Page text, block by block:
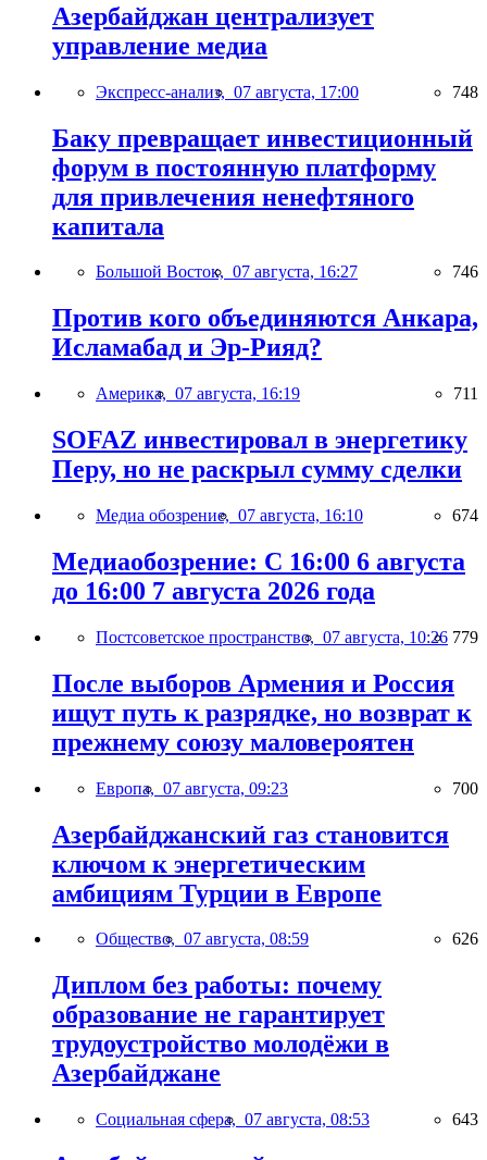
Азербайджан централизует
управление медиа
Экспресс-анализ, 07 августа, 17:00 748
Баку превращает инвестиционный
форум в постоянную платформу
для привлечения ненефтяного
капитала
Большой Восток, 07 августа, 16:27 746
Против кого объединяются Анкара,
Исламабад и Эр-Рияд?
Америка, 07 августа, 16:19 711
SOFAZ инвестировал в энергетику
Перу, но не раскрыл сумму сделки
Медиа обозрение, 07 августа, 16:10 674
Медиаобозрение: С 16:00 6 августа
до 16:00 7 августа 2026 года
Постсоветское пространство, 07 августа, 10:26 779
После выборов Армения и Россия
ищут путь к разрядке, но возврат к
прежнему союзу маловероятен
Европа, 07 августа, 09:23 700
Азербайджанский газ становится
ключом к энергетическим
амбициям Турции в Европе
Общество, 07 августа, 08:59 626
Диплом без работы: почему
образование не гарантирует
трудоустройство молодёжи в
Азербайджане
Социальная сфера, 07 августа, 08:53 643